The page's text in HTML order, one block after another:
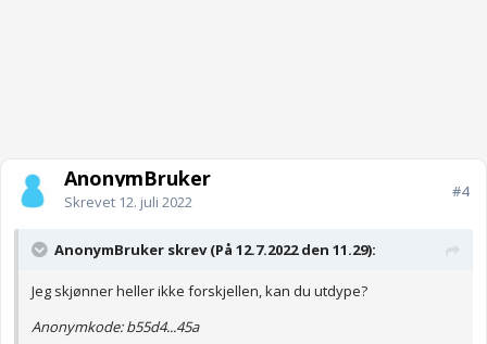
AnonymBruker
Skrevet 12. juli 2022
#4
AnonymBruker skrev (På 12.7.2022 den 11.29):
Jeg skjønner heller ikke forskjellen, kan du utdype?
Anonymkode: b55d4...45a